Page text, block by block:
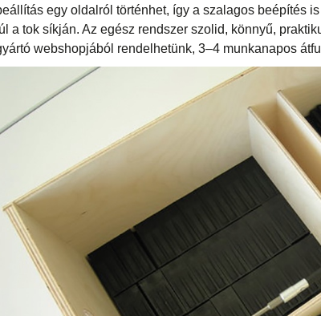
egy oldalról történhet, így a szalagos beépítés
a tok síkján. Az egész rendszer szolid, könnyű,
webshopjából rendelhetünk, 3–4 munkanapos